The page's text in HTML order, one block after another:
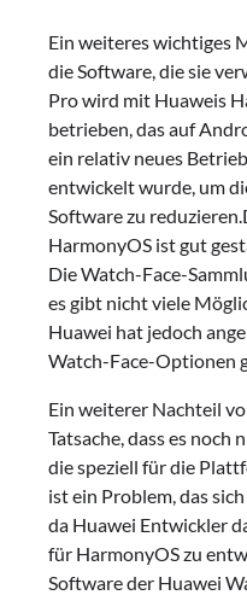
Ein weiteres wichtiges
die Software, die sie
Pro wird mit Huaweis
betrieben, das auf
ein relativ neues
entwickelt wurde, um
Software zu
HarmonyOS ist gut
Die Watch-Face-
es gibt nicht viele
Huawei hat jedoch
Watch-Face-Optionen
Ein weiterer Nachteil
Tatsache, dass es noch
die speziell für die
ist ein Problem, das
da Huawei Entwickler
für HarmonyOS zu
Software der Huawei